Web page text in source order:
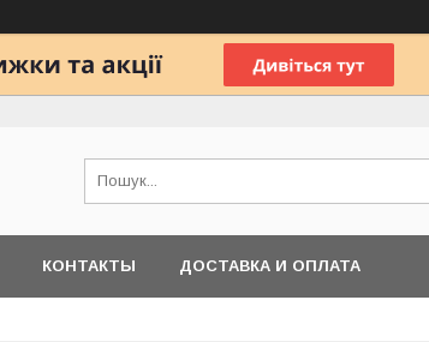
КОНТАКТЫ ДОСТАВКА И ОПЛАТА